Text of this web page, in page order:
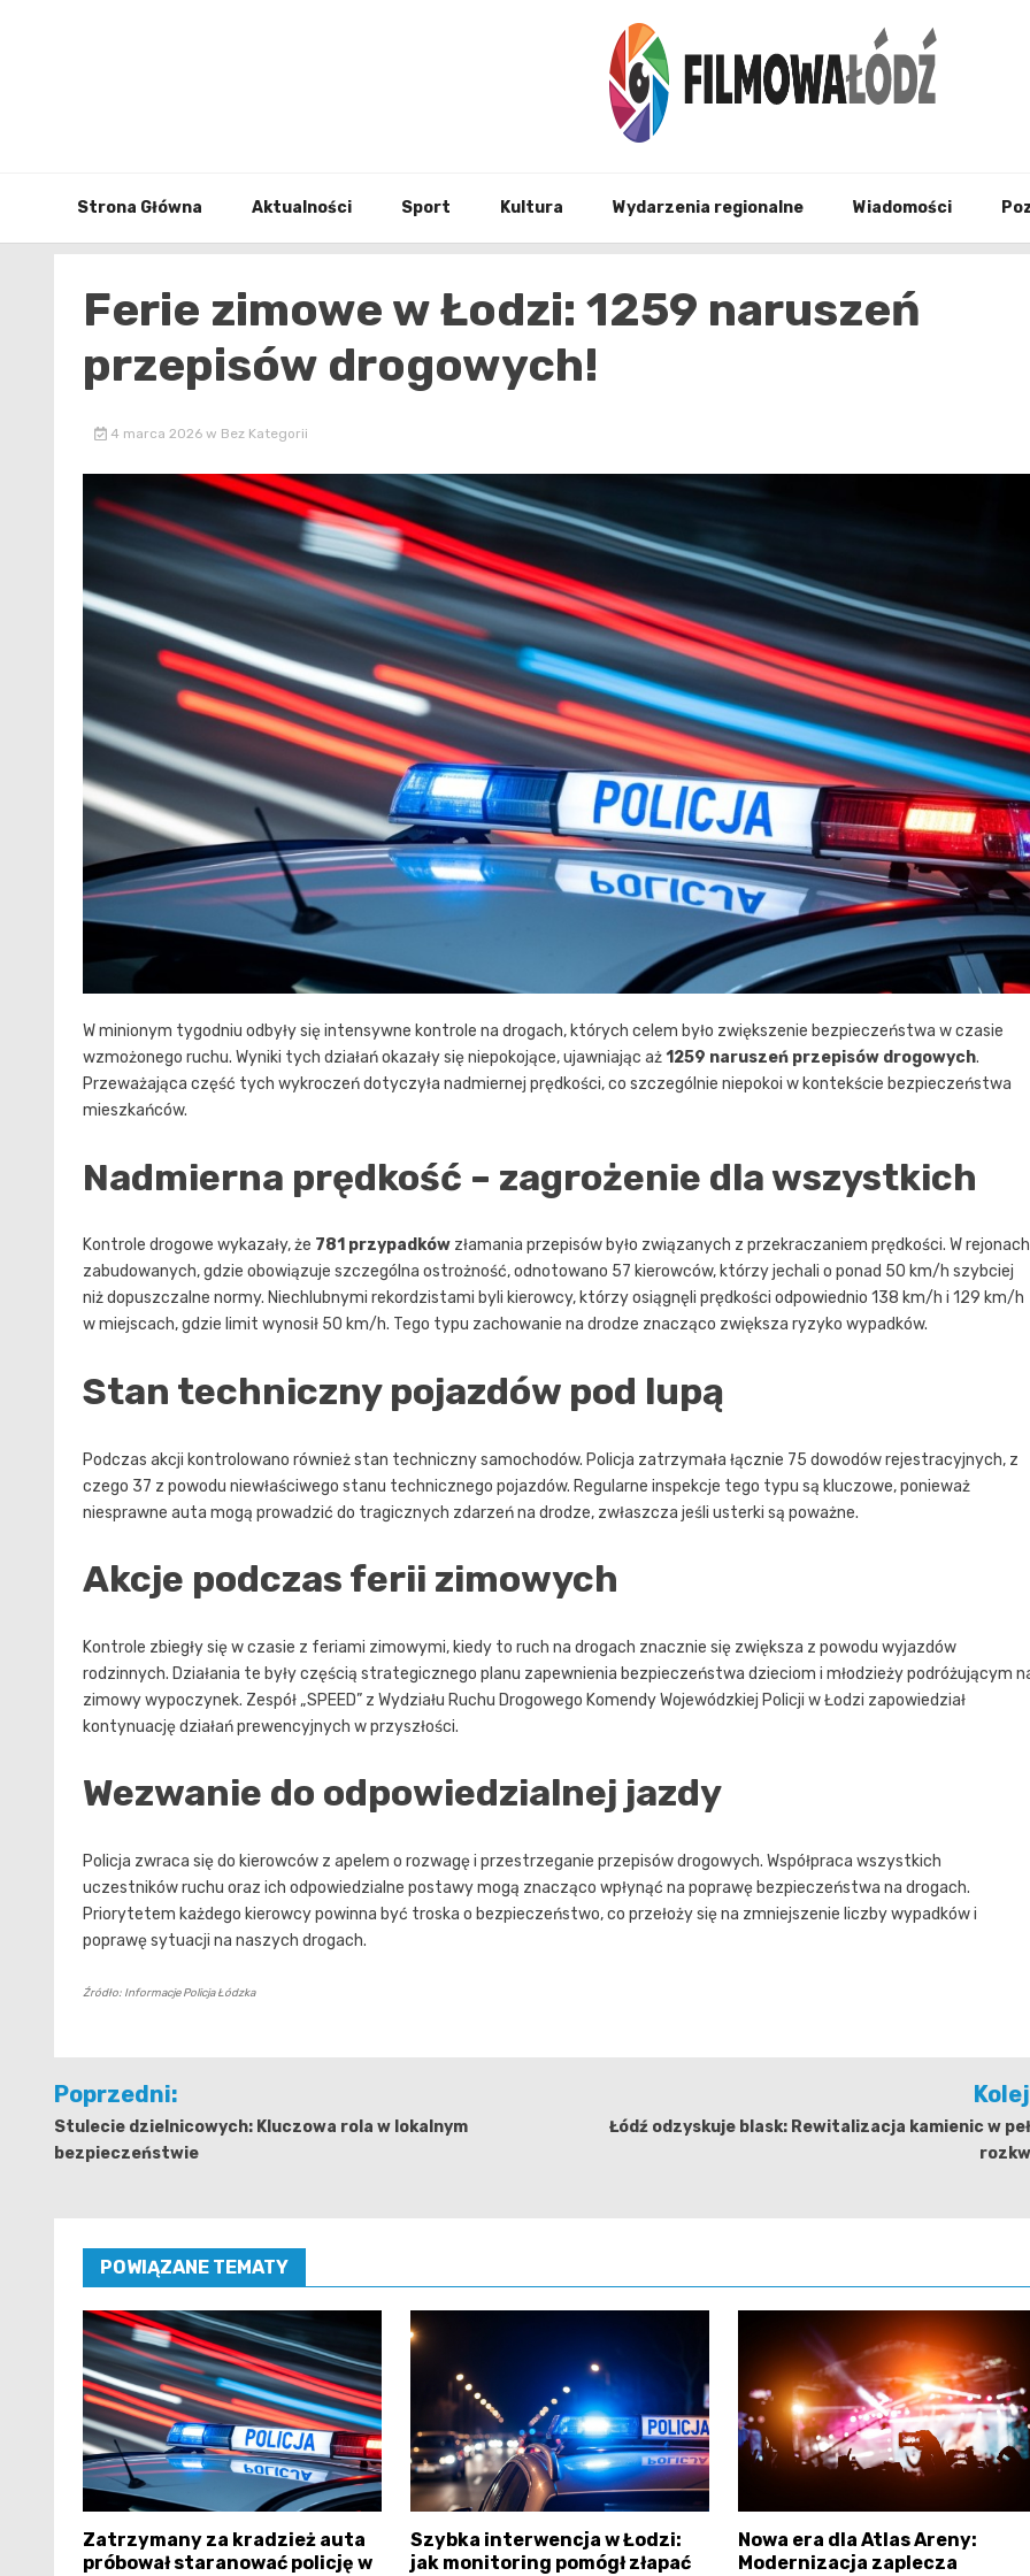
Strona Główna Aktualności Sport Kultura Wydarzenia regionalne Wiadomości
Ferie zimowe w Łodzi: 1259 naruszeń
przepisów drogowych!
4 marca 2026 w Bez Kategorii
W minionym tygodniu odbyły się intensywne kontrole na drogach, których celem było zwiększenie bezpieczeństwa w czasie
wzmożonego ruchu. Wyniki tych działań okazały się niepokojące, ujawniając aż1259 naruszeń przepisów drogowych.
Przeważająca część tych wykroczeń dotyczyła nadmiernej prędkości, co szczególnie niepokoi w kontekście bezpieczeństwa
mieszkańców.
Nadmierna prędkość – zagrożenie dla wszystkich
Kontrole drogowe wykazały, że 781 przypadków złamania przepisów było związanych z przekraczaniem prędkości. W rejonach
zabudowanych, gdzie obowiązuje szczególna ostrożność, odnotowano 57 kierowców, którzy jechali o ponad 50 km/h szybciej
niż dopuszczalne normy. Niechlubnymi rekordzistami byli kierowcy, którzy osiągnęli prędkości odpowiednio 138 km/h i 129 km/h
w miejscach, gdzie limit wynosił 50 km/h. Tego typu zachowanie na drodze znacząco zwiększa ryzyko wypadków.
Stan techniczny pojazdów pod lupą
Podczas akcji kontrolowano również stan techniczny samochodów. Policja zatrzymała łącznie 75 dowodów rejestracyjnych, z
czego 37 z powodu niewłaściwego stanu technicznego pojazdów. Regularne inspekcje tego typu są kluczowe, ponieważ
niesprawne auta mogą prowadzić do tragicznych zdarzeń na drodze, zwłaszcza jeśli usterki są poważne.
Akcje podczas ferii zimowych
Kontrole zbiegły się w czasie z feriami zimowymi, kiedy to ruch na drogach znacznie się zwiększa z powodu wyjazdów
rodzinnych. Działania te były częścią strategicznego planu zapewnienia bezpieczeństwa dzieciom i młodzieży podróżującym
zimowy wypoczynek. Zespół „SPEED” z Wydziału Ruchu Drogowego Komendy Wojewódzkiej Policji w Łodzi zapowiedział
kontynuację działań prewencyjnych w przyszłości.
Wezwanie do odpowiedzialnej jazdy
Policja zwraca się do kierowców z apelem o rozwagę i przestrzeganie przepisów drogowych. Współpraca wszystkich
uczestników ruchu oraz ich odpowiedzialne postawy mogą znacząco wpłynąć na poprawę bezpieczeństwa na drogach.
Priorytetem każdego kierowcy powinna być troska o bezpieczeństwo, co przełoży się na zmniejszenie liczby wypadków i
poprawę sytuacji na naszych drogach.
Źródło: Informacje Policja Łódzka
Nawigacja
wpisu
Poprzedni:
Stulecie dzielnicowych: Kluczowa rola w lokalnym
bezpieczeństwie
Łódź odzyskuje blask: Rewitalizacja kamienic w
POWIĄZANE TEMATY
Zatrzymany za kradzież auta
próbował staranować policję w
Szybka interwencja w Łodzi:
jak monitoring pomógł złapać
Nowa era dla Atlas Areny:
Modernizacja zaplecza